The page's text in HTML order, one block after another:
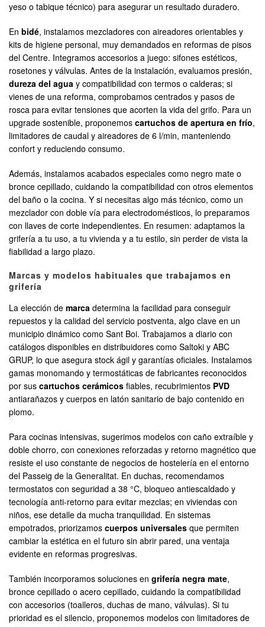
yeso o tabique técnico) para asegurar un resultado duradero.
En bidé, instalamos mezcladores con aireadores orientables y
kits de higiene personal, muy demandados en reformas de pisos
del Centre. Integramos accesorios a juego: sifones estéticos,
rosetones y válvulas. Antes de la instalación, evaluamos presión,
dureza del agua y compatibilidad con termos o calderas; si
vienes de una reforma, comprobamos centrados y pasos de
rosca para evitar tensiones que acorten la vida del grifo. Para un
upgrade sostenible, proponemos cartuchos de apertura en frío,
limitadores de caudal y aireadores de 6 l/min, manteniendo
confort y reduciendo consumo.
Además, instalamos acabados especiales como negro mate o
bronce cepillado, cuidando la compatibilidad con otros elementos
del baño o la cocina. Y si necesitas algo más técnico, como un
mezclador con doble vía para electrodomésticos, lo preparamos
con llaves de corte independientes. En resumen: adaptamos la
grifería a tu uso, a tu vivienda y a tu estilo, sin perder de vista la
fiabilidad a largo plazo.
Marcas y modelos habituales que trabajamos en
grifería
La elección de marca determina la facilidad para conseguir
repuestos y la calidad del servicio postventa, algo clave en un
municipio dinámico como Sant Boi. Trabajamos a diario con
catálogos disponibles en distribuidores como Saltoki y ABC
GRUP, lo que asegura stock ágil y garantías oficiales. Instalamos
gamas monomando y termostáticas de fabricantes reconocidos
por sus cartuchos cerámicos fiables, recubrimientos PVD
antiarañazos y cuerpos en latón sanitario de bajo contenido en
plomo.
Para cocinas intensivas, sugerimos modelos con caño extraíble y
doble chorro, con conexiones reforzadas y retorno magnético que
resiste el uso constante de negocios de hostelería en el entorno
del Passeig de la Generalitat. En duchas, recomendamos
termostatos con seguridad a 38 °C, bloqueo antiescaldado y
tecnología anti-retorno para evitar mezclas; en viviendas con
niños, ese detalle da mucha tranquilidad. En sistemas
empotrados, priorizamos cuerpos universales que permiten
cambiar la estética en el futuro sin abrir pared, una ventaja
evidente en reformas progresivas.
También incorporamos soluciones en grifería negra mate,
bronce cepillado o acero cepillado, cuidando la compatibilidad
con accesorios (toalleros, duchas de mano, válvulas). Si tu
prioridad es el silencio, proponemos modelos con limitadores de